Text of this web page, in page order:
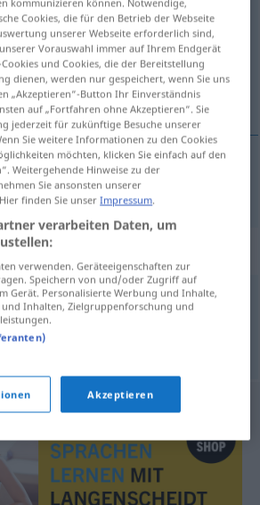
anklicken/antippen)
für "murawa"
Cookies, die für den Betrieb der Webseite
unserer Webseite erforderlich sind,
Vorauswahl immer auf Ihrem Endgerät
und Cookies, die der Bereitstellung
dienen, werden nur gespeichert, wenn Sie uns
„Akzeptieren“-Button Ihr Einverständnis
auf „Fortfahren ohne Akzeptieren“. Sie
jederzeit für zukünftige Besuche unserer
Sie weitere Informationen zu den Cookies
möchten, klicken Sie einfach auf den
Weitergehende Hinweise zu der
Sie ansonsten unserer
. Hier finden Sie unserImpressum
verarbeiten Daten, um
verwenden. Geräteeigenschaften zur
Speichern von und/oder Zugriff auf
Gerät. Personalisierte Werbung und Inhalte,
Inhalten, Zielgruppenforschung und
Akzeptieren